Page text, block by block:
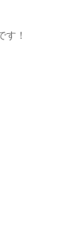
す！